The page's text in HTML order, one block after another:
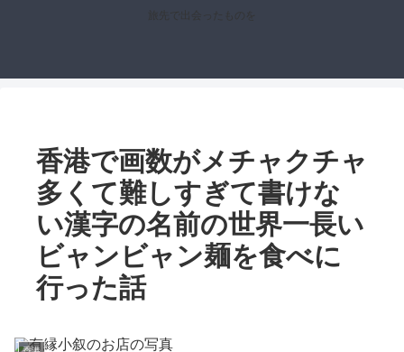
旅先で出会ったものを
香港で画数がメチャクチャ
多くて難しすぎて書けな
い漢字の名前の世界一長い
ビャンビャン麺を食べに
行った話